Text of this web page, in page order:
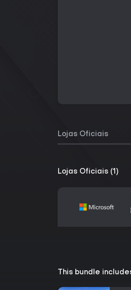
Lojas Oficiais
Lojas Oficiais (1)
This bundle